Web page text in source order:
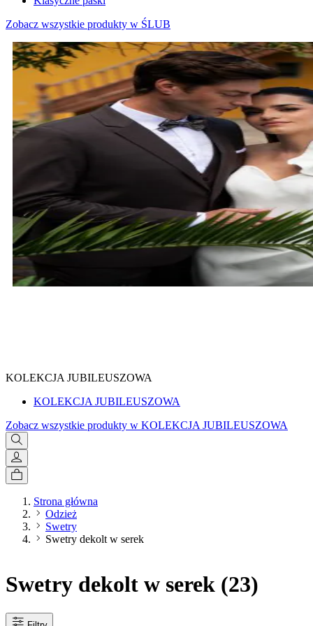
Zobacz wszystkie produkty w ŚLUB
KOLEKCJA JUBILEUSZOWA
KOLEKCJA JUBILEUSZOWA
Zobacz wszystkie produkty w KOLEKCJA JUBILEUSZOWA
Strona główna
Odzież
Swetry
Swetry dekolt w serek
Swetry dekolt w serek (23)